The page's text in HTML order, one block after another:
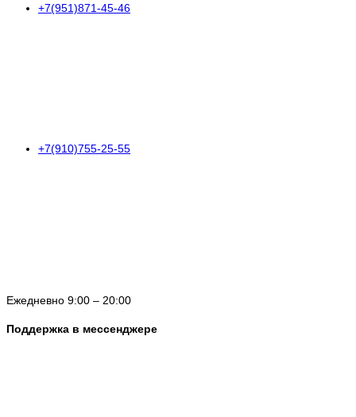
+7(951)871-45-46
+7(910)755-25-55
Ежедневно 9:00 – 20:00
Поддержка в мессенджере